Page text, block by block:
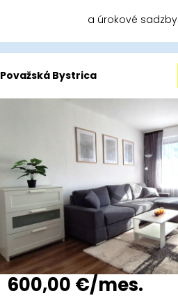
a úrokové sadzby
Považská Bystrica
600,00 €/mes.